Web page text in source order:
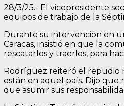
28/3/25.- El vicepresidente
equipos de trabajo de la
Durante su intervención en
Caracas, insistió en que la
rescatarlos y traerlos, para
Rodríguez reiteró el repudio
están en aquel país. Dijo que
que asumir sus